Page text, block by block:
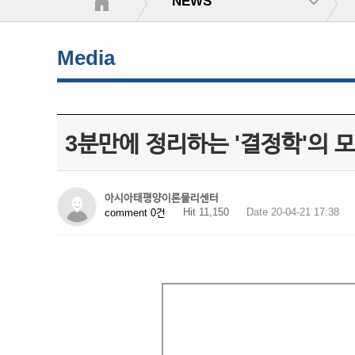
Media
3분만에 정리하는 '결정학'의
아시아태평양이론물리센터
comment 0건
Hit 11,150 Date 20-04-21 17:38